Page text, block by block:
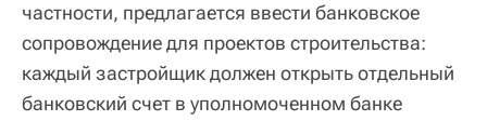
частности, предлагается ввести банковское
сопровождение для проектов строительства:
каждый застройщик должен открыть отдельный
банковский счет в уполномоченном банке